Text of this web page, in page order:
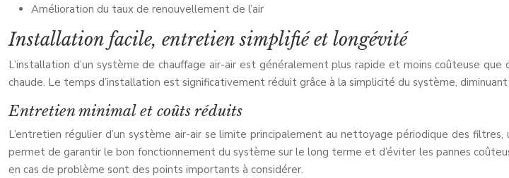
Amélioration du taux de renouvellement de l’air
Installation facile, entretien simplifié et longévité
L’installation d’un système de chauffage air-air est généralement plus rapide et moins coûteuse
chaude. Le temps d’installation est significativement réduit grâce à la simplicité du système,
Entretien minimal et coûts réduits
L’entretien régulier d’un système air-air se limite principalement au nettoyage périodique des
permet de garantir le bon fonctionnement du système sur le long terme et d’éviter les pannes
en cas de problème sont des points importants à considérer.